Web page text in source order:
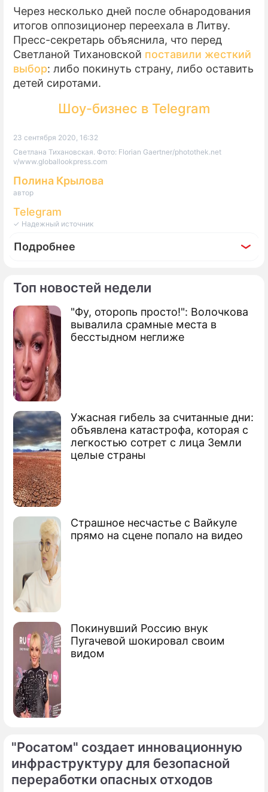
Топ новостей недели
"Фу, оторопь просто!": Волочкова
вывалила срамные места в
бесстыдном неглиже
Ужасная гибель за считанные дни:
объявлена катастрофа, которая с
легкостью сотрет с лица Земли
целые страны
Страшное несчастье с Вайкуле
прямо на сцене попало на видео
Покинувший Россию внук
Пугачевой шокировал своим
видом
Через несколько дней после обнародования
итогов оппозиционер переехала в Литву.
Пресс-секретарь объяснила, что перед
Светланой Тихановской поставили жесткий
выбор: либо покинуть страну, либо оставить
детей сиротами.
Шоу-бизнес в Telegram
23 сентября 2020, 16:32
Светлана Тихановская. Фото: Florian Gaertner/photothek.net
v/www.globallookpress.com
Полина Крылова
автор
Telegram
✓ Надежный источник
Подробнее
Фоторепортаж
Железная леди Белоруссии: жизнь и
карьера Светланы Тихановской
По теме
"Росатом" создает инновационную
инфраструктуру для безопасной
переработки опасных отходов